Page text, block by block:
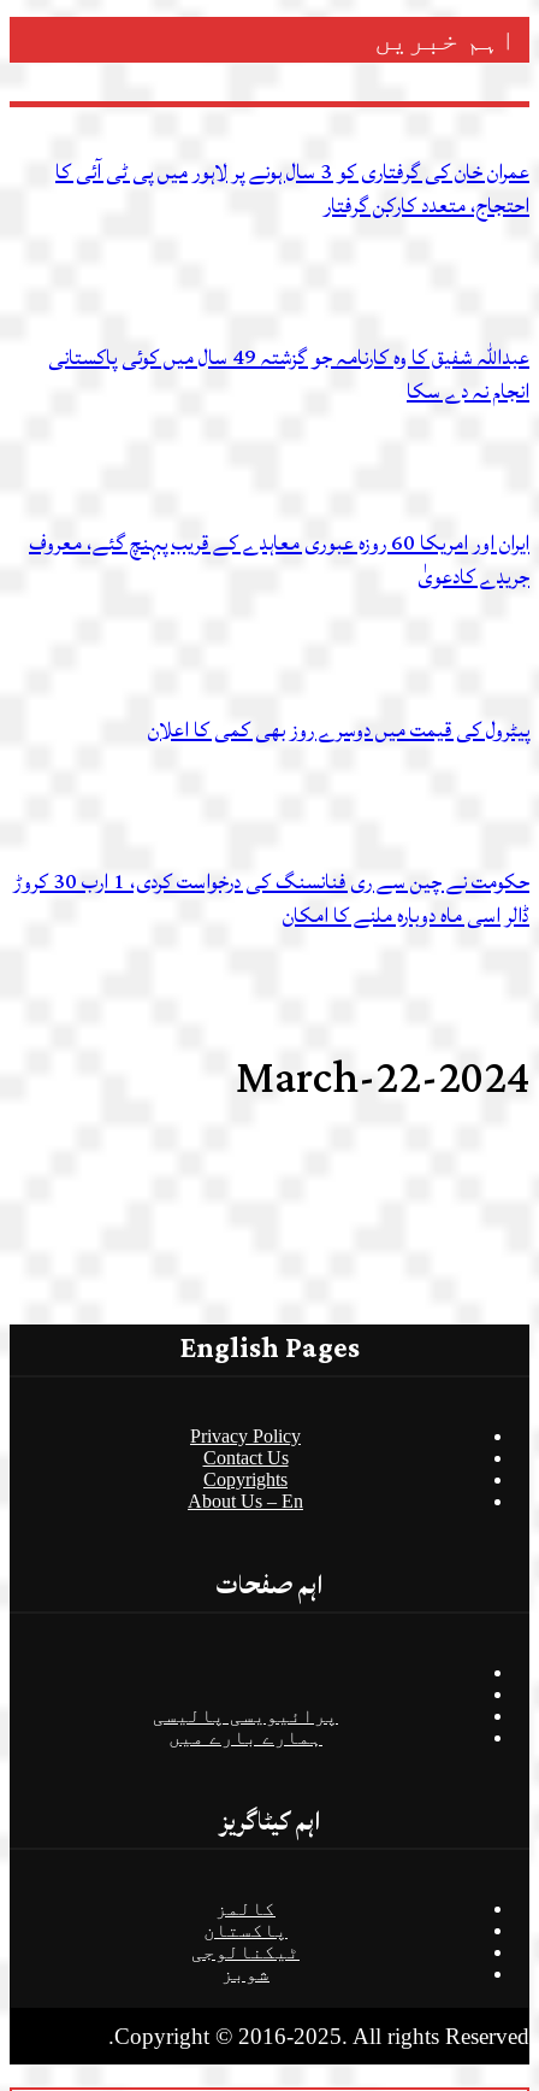
اہم خبریں
عمران خان کی گرفتاری کو 3 سال ہونے پر لاہور میں پی ٹی آئی کا
احتجاج، متعدد کارکن گرفتار
عبداللہ شفیق کا وہ کارنامہ جو گزشتہ 49 سال میں کوئی پاکستانی
انجام نہ دے سکا
ایران اور امریکا 60 روزہ عبوری معاہدے کے قریب پہنچ گئے، معروف
جریدے کادعویٰ
پیٹرول کی قیمت میں دوسرے روز بھی کمی کا اعلان
حکومت نے چین سے ری فنانسنگ کی درخواست کردی، 1 ارب 30 کروڑ
ڈالر اسی ماہ دوبارہ ملنے کا امکان
2024-March-22
English Pages
Privacy Policy
Contact Us
Copyrights
About Us – En
اہم صفحات
پرائیویسی پالیسی
ہمارے بارے میں
اہم کیٹاگریز
کالمز
پاکستان
ٹیکنالوجی
شوبز
Copyright © 2016-2025. All rights Reserved.